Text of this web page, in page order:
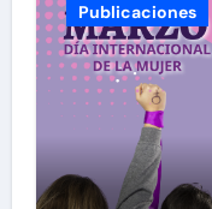
Publicaciones